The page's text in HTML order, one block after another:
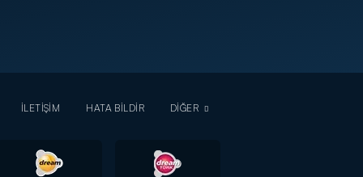
İLETİŞİM HATA BİLDİR DİĞER